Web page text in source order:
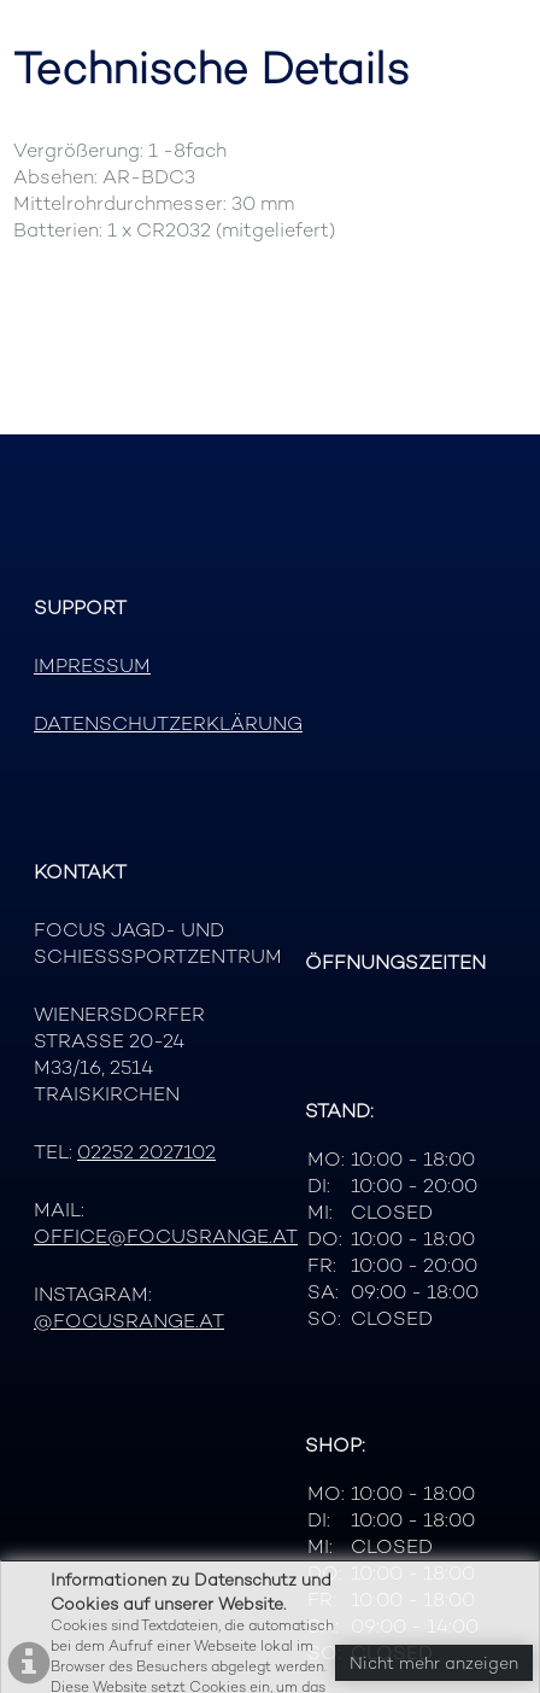
Informationen zu Datenschutz und
Cookies auf unserer Website.
Cookies sind Textdateien, die automatisch
bei dem Aufruf einer Webseite lokal im
Browser des Besuchers abgelegt werden.
Diese Website setzt Cookies ein, um das
Nicht mehr anzeigen
Technische Details
Vergrößerung: 1 -8fach
Absehen: AR-BDC3
Mittelrohrdurchmesser: 30 mm
Batterien: 1 x CR2032 (mitgeliefert)
SUPPORT
IMPRESSUM
DATENSCHUTZERKLÄRUNG
KONTAKT
FOCUS JAGD- UND
SCHIESSSPORTZENTRUM
WIENERSDORFER
STRASSE 20-24
M33/16, 2514
TRAISKIRCHEN
TEL: 02252 2027102
MAIL:
OFFICE@FOCUSRANGE.AT
INSTAGRAM:
@FOCUSRANGE.AT
ÖFFNUNGSZEITEN
STAND:
MO: 10:00 - 18:00
DI:
10:00 - 20:00
MI:
CLOSED
DO: 10:00 - 18:00
FR:
10:00 - 20:00
SA: 09:00 - 18:00
SO: CLOSED
SHOP:
MO: 10:00 - 18:00
DI:
10:00 - 18:00
MI:
CLOSED
DO:
SA:
09:00 - 14:00
SO: CLOSED